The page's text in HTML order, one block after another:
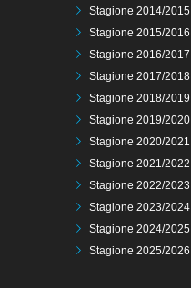
Stagione 2014/2015
Stagione 2015/2016
Stagione 2016/2017
Stagione 2017/2018
Stagione 2018/2019
Stagione 2019/2020
Stagione 2020/2021
Stagione 2021/2022
Stagione 2022/2023
Stagione 2023/2024
Stagione 2024/2025
Stagione 2025/2026